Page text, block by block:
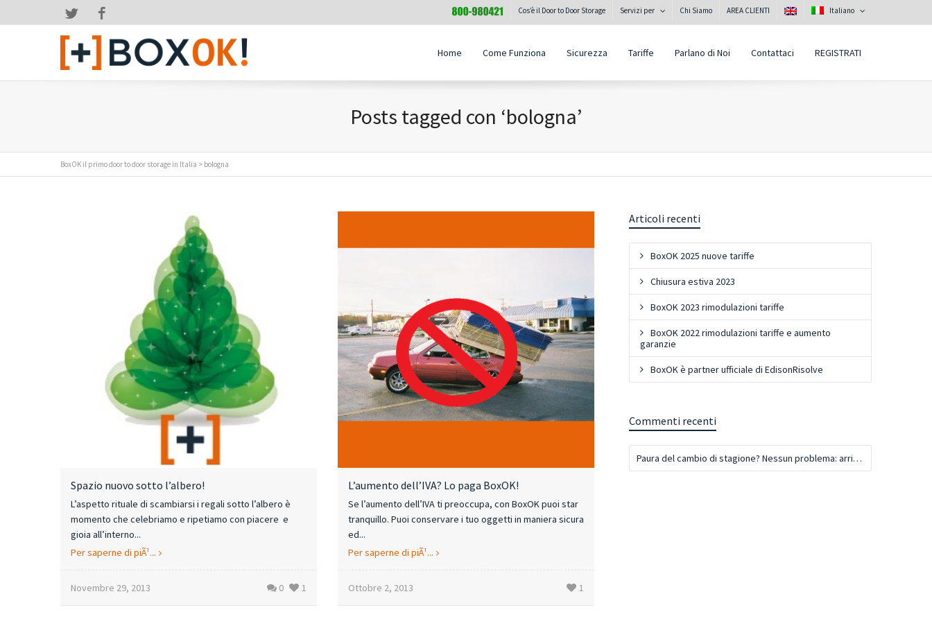
Italiano
Cos’è il Door to Door Storage Servizi per Chi Siamo AREA CLIENTI
Twitter
Home Come Funziona Sicurezza Tariffe Parlano di Noi Contattaci REGISTRATI
Posts tagged con ‘bologna’
BoxOK il primo door to door storage in Italia > bologna
Spazio nuovo sotto l’albero!
L’aspetto rituale di scambiarsi i regali sotto l’albero è
momento che celebriamo e ripetiamo con piacere e
gioia all’interno...
Per saperne di piÃ¹...
Novembre 29, 2013 0 1
L’aumento dell’IVA? Lo paga BoxOK!
Se l’aumento dell’IVA ti preoccupa, con BoxOK puoi star
tranquillo. Puoi conservare i tuo oggetti in maniera sicura
ed...
Per saperne di piÃ¹...
Ottobre 2, 2013 1
Articoli recenti
BoxOK 2025 nuove tariffe
Chiusura estiva 2023
BoxOK 2023 rimodulazioni tariffe
BoxOK 2022 rimodulazioni tariffe e aumento
garanzie
BoxOK è partner ufficiale di EdisonRisolve
Commenti recenti
Paura del cambio di stagione? Nessun problema: arriva Box OK! | BoxOK - Self Storage a Domicilio in tutta Italia